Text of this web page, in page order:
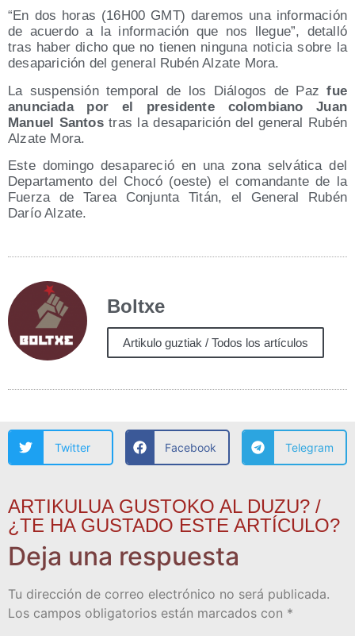
“En dos horas (16H00 GMT) dare­mos una infor­ma­ción
de acuer­do a la infor­ma­ción que nos lle­gue”, deta­lló
tras haber dicho que no tie­nen nin­gu­na noti­cia sobre la
des­apa­ri­ción del gene­ral Rubén Alza­te Mora.
La sus­pen­sión tem­po­ral de los Diá­lo­gos de Pazfue
anun­cia­da por el pre­si­den­te colom­biano Juan
Manuel San­tostras la des­apa­ri­ción del gene­ral Rubén
Alza­te Mora.
Este domin­go des­apa­re­ció en una zona sel­vá­ti­ca del
Depar­ta­men­to del Cho­có (oes­te) el coman­dan­te de la
Fuer­za de Tarea Con­jun­ta Titán, el Gene­ral Rubén
Darío Alzate.
Boltxe
Artikulo guztiak / Todos los artículos
Twitter Facebook Telegram
ARTIKULUA GUSTOKO AL DUZU? /
¿TE HA GUSTADO ESTE ARTÍCULO?
Deja una respuesta
Tu dirección de correo electrónico no será publicada.
Los campos obligatorios están marcados con *